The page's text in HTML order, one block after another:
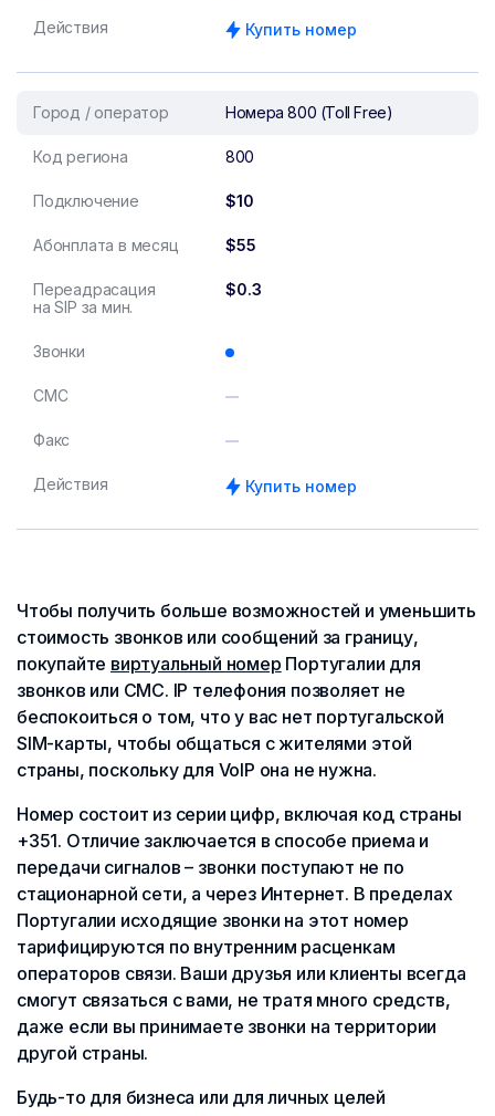
Действия Купить номер
Город / оператор Номера 800 (Toll Free)
Код региона 800
Подключение $10
Абонплата в месяц $55
Переадрасация
на SIP за мин.
$0.3
Звонки
СМС
Факс
Действия Купить номер
Чтобы получить больше возможностей и уменьшить
стоимость звонков или сообщений за границу,
покупайте виртуальный номер Португалии для
звонков или СМС. IP телефония позволяет не
беспокоиться о том, что у вас нет португальской
SIM-карты, чтобы общаться с жителями этой
страны, поскольку для VoIP она не нужна.
Номер состоит из серии цифр, включая код страны
+351. Отличие заключается в способе приема и
передачи сигналов – звонки поступают не по
стационарной сети, а через Интернет. В пределах
Португалии исходящие звонки на этот номер
тарифицируются по внутренним расценкам
операторов связи. Ваши друзья или клиенты всегда
смогут связаться с вами, не тратя много средств,
даже если вы принимаете звонки на территории
другой страны.
Будь-то для бизнеса или для личных целей